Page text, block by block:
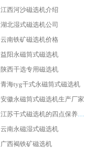
江西河沙磁选机介绍
湖北湿式磁选机公司
云南铁矿磁选机价格
益阳永磁筒式磁选机
陕西干选专用磁选机
青海tyg干式永磁筒式磁选机
安徽永磁筒式磁选机生产厂家
江苏干式磁选机的四点保养秘籍
云南永磁湿式磁选机
广西褐铁矿磁选机